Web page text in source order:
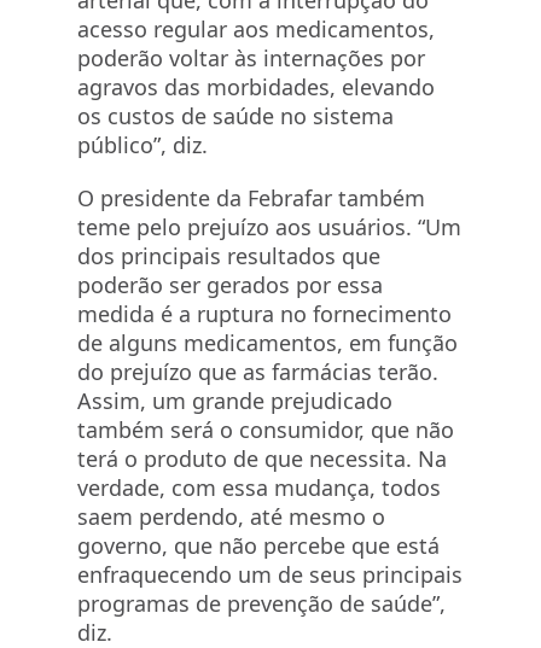
acesso regular aos medicamentos,
poderão voltar às internações por
agravos das morbidades, elevando
os custos de saúde no sistema
público”, diz.
O presidente da Febrafar também
teme pelo prejuízo aos usuários. “Um
dos principais resultados que
poderão ser gerados por essa
medida é a ruptura no fornecimento
de alguns medicamentos, em função
do prejuízo que as farmácias terão.
Assim, um grande prejudicado
também será o consumidor, que não
terá o produto de que necessita. Na
verdade, com essa mudança, todos
saem perdendo, até mesmo o
governo, que não percebe que está
enfraquecendo um de seus principais
programas de prevenção de saúde”,
diz.